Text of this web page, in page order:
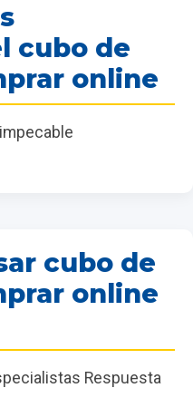
cubo de
online
cubo de
online
Respuesta